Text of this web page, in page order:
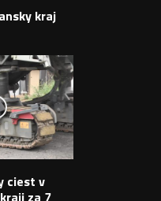
kraj
ciest v
za 7